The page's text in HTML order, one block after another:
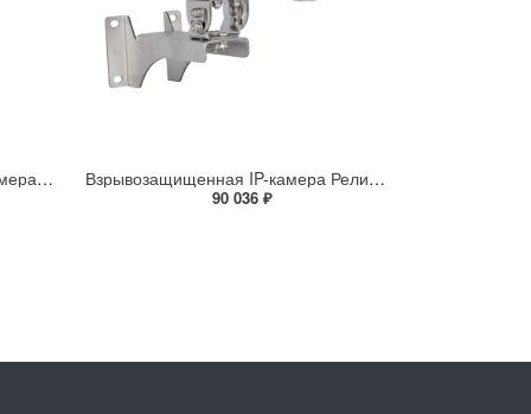
Взрывозащищенная IP-видеокамера Релион Релион-Exd-Н-100-ИК-IP5Мп2.8mm-PoE-МК-TR Взрывозащищенная IP-камера Релион Релион-Exd-Н-150-ИК-IP2Мп2.8mm-220-С-TR
90 036 ₽